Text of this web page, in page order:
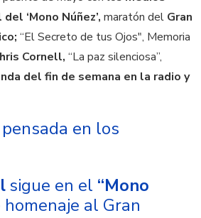
‘Mono Núñez’, maratón del Gran
“El Secreto de tus Ojos", Memoria
Cornell, “La paz silenciosa”,
del fin de semana en la radio y
en los
sigue en el “Mono
homenaje al Gran